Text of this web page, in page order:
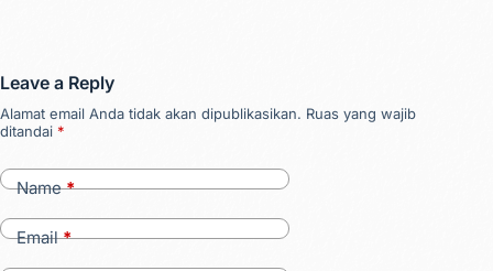
Leave a Reply
Alamat email Anda tidak akan dipublikasikan. Ruas yang wajib
ditandai *
Name*
Email*